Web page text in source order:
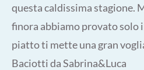
questa caldissima stagione.
finora abbiamo provato solo
piatto ti mette una gran
Baciotti da Sabrina&Luca